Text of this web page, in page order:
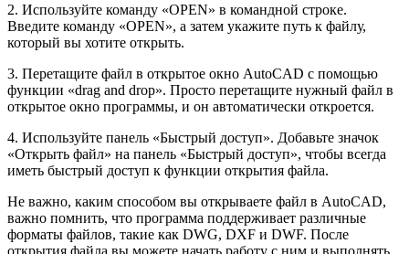
2. Используйте команду «OPEN» в командной строке.
Введите команду «OPEN», а затем укажите путь к файлу,
который вы хотите открыть.
3. Перетащите файл в открытое окно AutoCAD с помощью
функции «drag and drop». Просто перетащите нужный файл в
открытое окно программы, и он автоматически откроется.
4. Используйте панель «Быстрый доступ». Добавьте значок
«Открыть файл» на панель «Быстрый доступ», чтобы всегда
иметь быстрый доступ к функции открытия файла.
Не важно, каким способом вы открываете файл в AutoCAD,
важно помнить, что программа поддерживает различные
форматы файлов, такие как DWG, DXF и DWF. После
открытия файла вы можете начать работу с ним и выполнять